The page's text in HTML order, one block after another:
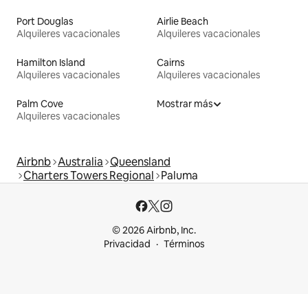
Port Douglas
Alquileres vacacionales
Airlie Beach
Alquileres vacacionales
Hamilton Island
Alquileres vacacionales
Cairns
Alquileres vacacionales
Palm Cove
Alquileres vacacionales
Mostrar más
Airbnb Australia Queensland
Charters Towers Regional Paluma
© 2026 Airbnb, Inc.
Privacidad
Términos